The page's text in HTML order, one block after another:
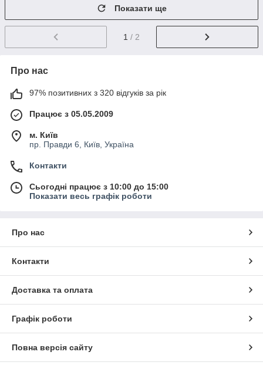
Показати ще
1 / 2
Про нас
97% позитивних з 320 відгуків за рік
Працює з 05.05.2009
м. Київ
пр. Правди 6, Київ, Україна
Контакти
Сьогодні працює з 10:00 до 15:00
Показати весь графік роботи
Про нас
Контакти
Доставка та оплата
Графік роботи
Повна версія сайту